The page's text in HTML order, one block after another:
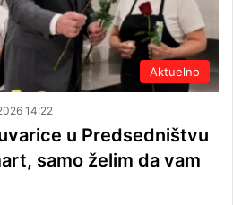
Aktuelno
14:22
u Predsedništvu
samo želim da vam